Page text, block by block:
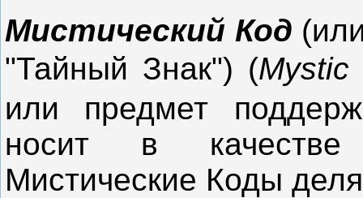
Мистический Код
"Тайный Знак") (Mystic
или предмет
носит в качестве
Мистические Коды